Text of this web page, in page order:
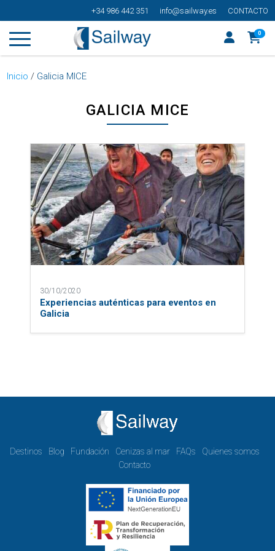
+34 986 442 351 info@sailway.es CONTACTO
0
Inicio / Galicia MICE
GALICIA MICE
30/10/2020
Experiencias auténticas para eventos en
Galicia
Destinos Blog Fundación Cenizas al mar FAQs
Quienes somos
Contacto